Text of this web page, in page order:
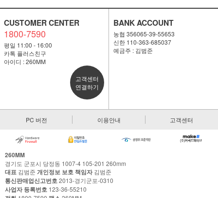
CUSTOMER CENTER
1800-7590
평일 11:00 - 16:00
카톡 플러스친구
아이디 : 260MM
고객센터
연결하기
BANK ACCOUNT
농협 356065-39-55653
신한 110-363-685037
예금주 : 김범준
PC 버전 이용안내 고객센터
260MM
경기도 군포시 당정동 1007-4 105-201 260mm
대표 김범준 개인정보 보호 책임자김범준
통신판매업신고번호2013-경기군포-0310
사업자 등록번호 123-36-55210